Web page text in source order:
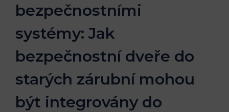
bezpečnostními
systémy: Jak
bezpečnostní dveře do
starých zárubní mohou
být integrovány do